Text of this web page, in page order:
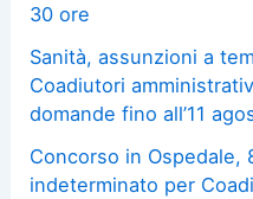
30 ore
Sanità, assunzioni a
Coadiutori
domande fino all’11
Concorso in Ospedale,
indeterminato per